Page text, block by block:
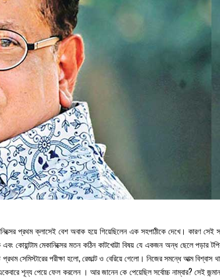
প্রথম ক্লাসেই বেশ অবাক হয়ে গিয়েছিলেন এক সহপাঠীকে দেখে। কারণ সেই
কোয়ান্টাম মেকানিক্সের মতন কঠিন কাটখোট্টা বিষয় যে একজন অন্ধ ছেলে পড়ার
পরীক্ষা হলো, রেজাল্ট ও বেরিয়ে গেলো। নিজের সমন্ধে আত্ম বিশ্বাস
শূন্য পেয়ে ফেল করলেন । আর জানেন কে পেয়েছিল সর্বোচ্চ নাম্বার? সেই